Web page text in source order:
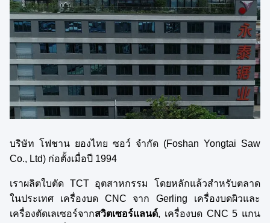
บริษัท โฟชาน ยองไทย ซอว์ จํากัด (Foshan Yongtai Saw
Co., Ltd) ก่อตั้งเมื่อปี 1994
เราผลิตใบตัด TCT อุตสาหกรรม โดยหลักแล้วสําหรับตลาด
ในประเทศ เครื่องบด CNC จาก Gerling เครื่องบดผิวและ
เครื่องตัดเลเซอร์จากสวิตเซอร์แลนด์, เครื่องบด CNC 5 แกน